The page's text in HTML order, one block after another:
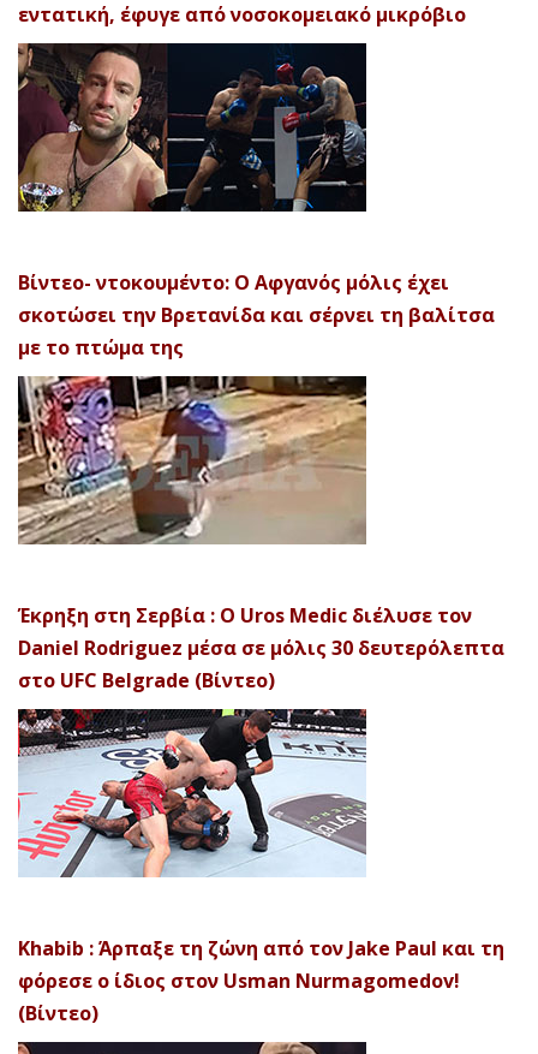
εντατική, έφυγε από νοσοκομειακό μικρόβιο
Βίντεο- ντοκουμέντο: Ο Αφγανός μόλις έχει
σκοτώσει την Βρετανίδα και σέρνει τη βαλίτσα
με το πτώμα της
Έκρηξη στη Σερβία : Ο Uros Medic διέλυσε τον
Daniel Rodriguez μέσα σε μόλις 30 δευτερόλεπτα
στο UFC Belgrade (Βίντεο)
Khabib : Άρπαξε τη ζώνη από τον Jake Paul και τη
φόρεσε ο ίδιος στον Usman Nurmagomedov!
(Βίντεο)